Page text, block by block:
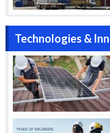
Technologies &